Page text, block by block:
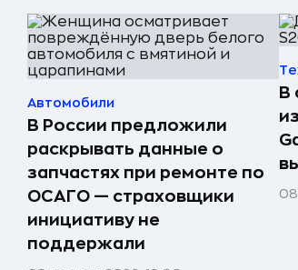
Автомобили
В России предложили
раскрывать данные о
запчастях при ремонте по
ОСАГО — страховщики
инициативу не
поддержали
В
08